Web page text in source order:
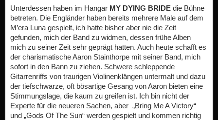
Unterdessen haben im Hangar MY DYING BRIDE die Bühne
betreten. Die Engländer haben bereits mehrere Male auf dem
M’era Luna gespielt, ich hatte bisher aber nie die Zeit
gefunden, mich der Band zu widmen, dessen frühe Alben
mich zu seiner Zeit sehr geprägt hatten. Auch heute schafft es
der charismatische Aaron Stainthorpe mit seiner Band, mich
sofort in den Bann zu ziehen. Schwere schleppende
Gitarrenriffs von traurigen Violinenklängen untermalt und dazu
der tiefschwarze, oft bösartige Gesang von Aaron bieten eine
Stimmungslage, die kaum zu greifen ist. Ich bin nicht der
Experte für die neueren Sachen, aber „Bring Me A Victory“
und „Gods Of The Sun“ werden gespielt und kommen richtig